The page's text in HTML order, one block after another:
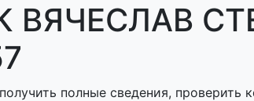
ВЯЧЕСЛАВ
полные сведения, проверить